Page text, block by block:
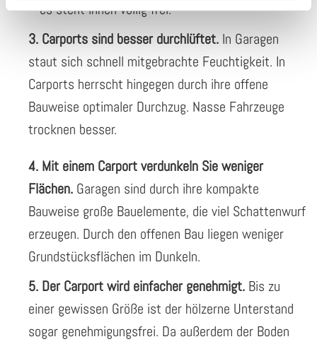
– es steht Ihnen völlig frei.
3. Carports sind besser durchlüftet. In Garagen
staut sich schnell mitgebrachte Feuchtigkeit. In
Carports herrscht hingegen durch ihre offene
Bauweise optimaler Durchzug. Nasse Fahrzeuge
trocknen besser.
4. Mit einem Carport verdunkeln Sie weniger
Flächen. Garagen sind durch ihre kompakte
Bauweise große Bauelemente, die viel Schattenwurf
erzeugen. Durch den offenen Bau liegen weniger
Grundstücksflächen im Dunkeln.
5. Der Carport wird einfacher genehmigt. Bis zu
einer gewissen Größe ist der hölzerne Unterstand
sogar genehmigungsfrei. Da außerdem der Boden